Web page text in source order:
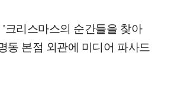
크리스마스의 순간들을 찾아
동 본점 외관에 미디어 파사드